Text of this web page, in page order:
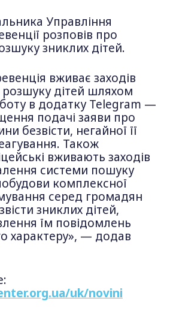
Управління
розповів про
зниклих дітей.
вживає заходів
розшуку дітей шляхом
в додатку Telegram —
подачі заяви про
безвісти, негайної її
Також
вживають заходів
системи пошуку
комплексної
серед громадян
зниклих дітей,
їм повідомлень
характеру», — додав
uk/novini